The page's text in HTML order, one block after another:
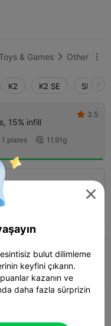
Toys & Games  Other 
K2 K2 SE
15% infill
1 plates  11.91g
 3.5
15% infill
1 plates
15% infill, Painted
1 plates  10.93g

bulut dilimleme
keyfini çıkarın.
kazanın ve
daha fazla sürprizin